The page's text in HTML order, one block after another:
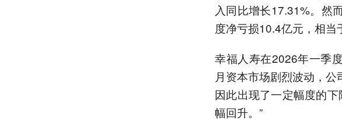
入同比增长17.31%。然
度净亏损10.4亿元，相当
幸福人寿在2026年一季
月资本市场剧烈波动，
因此出现了一定幅度的
幅回升。”